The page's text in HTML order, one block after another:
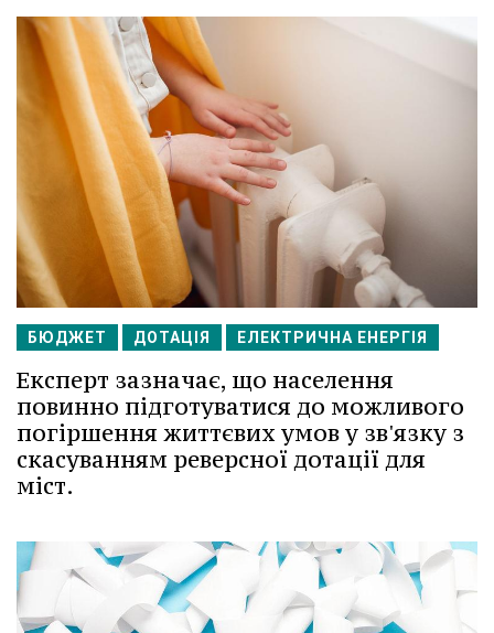
БЮДЖЕТ ДОТАЦІЯ ЕЛЕКТРИЧНА ЕНЕРГІЯ
Експерт зазначає, що населення
повинно підготуватися до можливого
погіршення життєвих умов у зв'язку з
скасуванням реверсної дотації для
міст.